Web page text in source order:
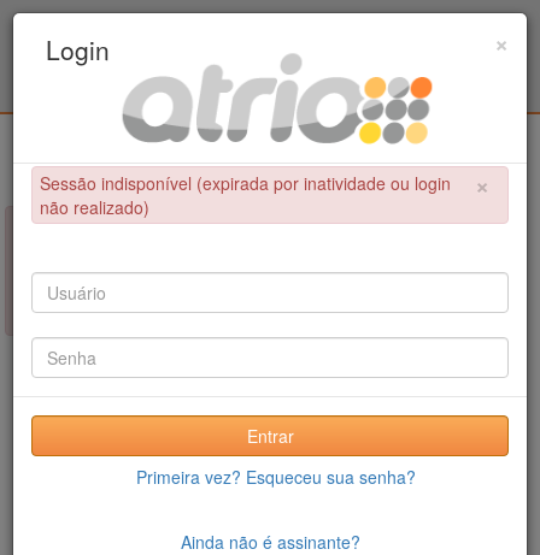
Educação Física / UPE - UFPB
×
NÃO FOI POSSÍVEL CONCLUIR A OPERAÇÃO
Sessão indisponível (expirada por inatividade ou login não
realizado)
×
Login
×
Sessão indisponível (expirada por inatividade ou login
não realizado)
Entrar
Primeira vez? Esqueceu sua senha?
Ainda não é assinante?